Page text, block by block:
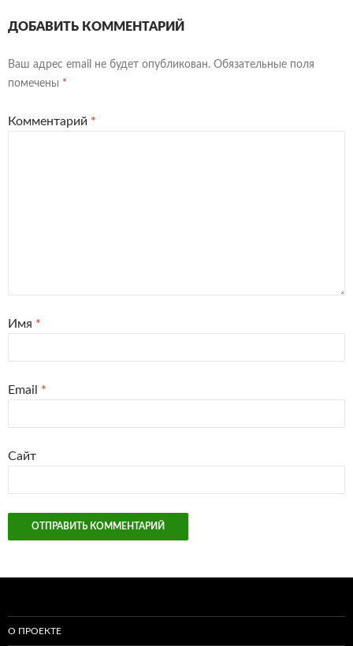
ДОБАВИТЬ КОММЕНТАРИЙ
Ваш адрес email не будет опубликован. Обязательные поля
помечены *
Комментарий *
Имя *
Email *
Сайт
О ПРОЕКТЕ